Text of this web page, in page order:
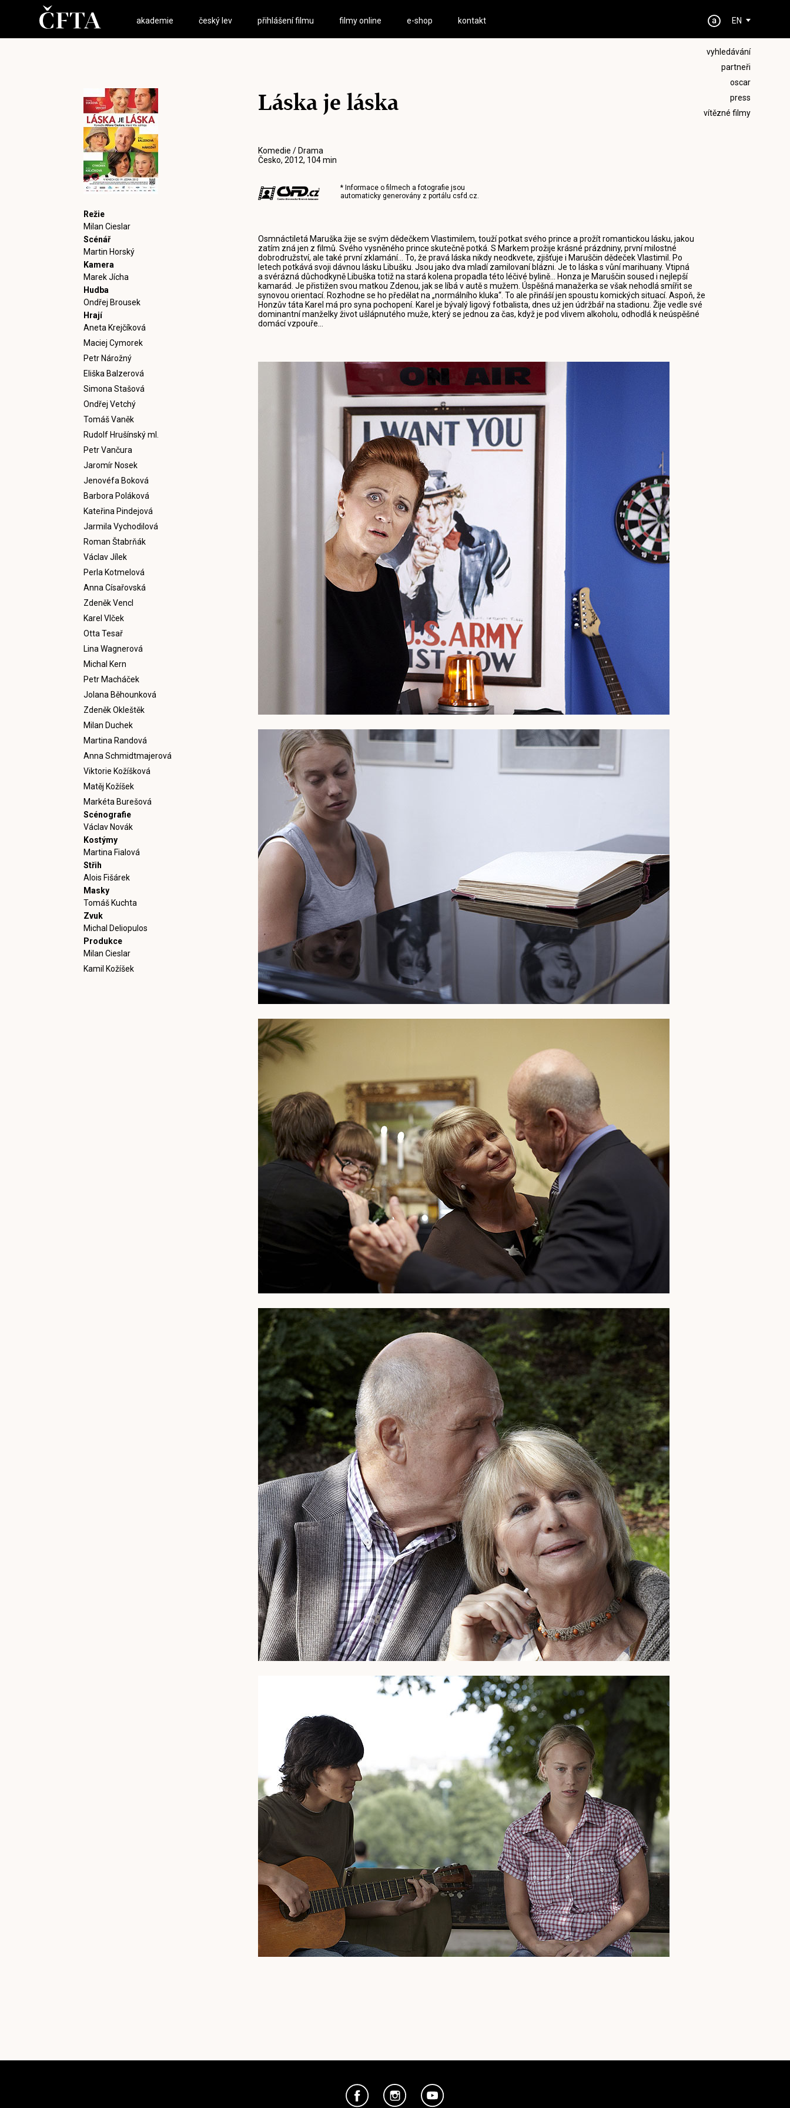
akademie český lev přihlášení filmu filmy online e-shop kontakt EN
vyhledávání
partneři
oscar
press
vítězné filmy
Režie
Milan Cieslar
Scénář
Martin Horský
Kamera
Marek Jícha
Hudba
Ondřej Brousek
Hrají
Aneta Krejčíková
Maciej Cymorek
Petr Nárožný
Eliška Balzerová
Simona Stašová
Ondřej Vetchý
Tomáš Vaněk
Rudolf Hrušínský ml.
Petr Vančura
Jaromír Nosek
Jenovéfa Boková
Barbora Poláková
Kateřina Pindejová
Jarmila Vychodilová
Roman Štabrňák
Václav Jílek
Perla Kotmelová
Anna Císařovská
Zdeněk Vencl
Karel Vlček
Otta Tesař
Lina Wagnerová
Michal Kern
Petr Macháček
Jolana Běhounková
Zdeněk Okleštěk
Milan Duchek
Martina Randová
Anna Schmidtmajerová
Viktorie Kožíšková
Matěj Kožíšek
Markéta Burešová
Scénografie
Václav Novák
Kostýmy
Martina Fialová
Střih
Alois Fišárek
Masky
Tomáš Kuchta
Zvuk
Michal Deliopulos
Produkce
Milan Cieslar
Kamil Kožíšek
Láska je láska
Komedie / Drama
Česko, 2012, 104 min
* Informace o filmech a fotografie jsou
automaticky generovány z portálu csfd.cz.
Osmnáctiletá Maruška žije se svým dědečkem Vlastimilem, touží potkat svého prince a prožít romantickou lásku, jakou
zatím zná jen z filmů. Svého vysněného prince skutečně potká. S Markem prožije krásné prázdniny, první milostné
dobrodružství, ale také první zklamání... To, že pravá láska nikdy neodkvete, zjišťuje i Maruščin dědeček Vlastimil. Po
letech potkává svoji dávnou lásku Libušku. Jsou jako dva mladí zamilovaní blázni. Je to láska s vůní marihuany. Vtipná
a svérázná důchodkyně Libuška totiž na stará kolena propadla této léčivé bylině... Honza je Maruščin soused i nejlepší
kamarád. Je přistižen svou matkou Zdenou, jak se líbá v autě s mužem. Úspěšná manažerka se však nehodlá smířit se
synovou orientací. Rozhodne se ho předělat na „normálního kluka“. To ale přináší jen spoustu komických situací. Aspoň, že
Honzův táta Karel má pro syna pochopení. Karel je bývalý ligový fotbalista, dnes už jen údržbář na stadionu. Žije vedle své
dominantní manželky život ušlápnutého muže, který se jednou za čas, když je pod vlivem alkoholu, odhodlá k neúspěšné
domácí vzpouře...